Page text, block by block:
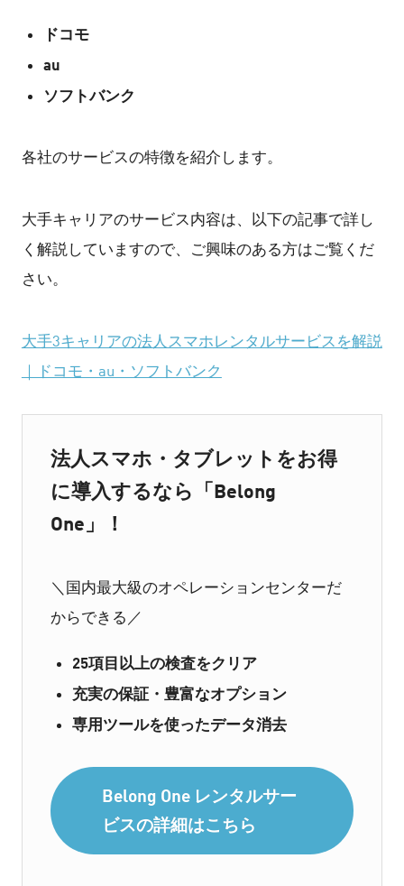
ドコモ
au
ソフトバンク
各社のサービスの特徴を紹介します。
大手キャリアのサービス内容は、以下の記事で詳し
く解説していますので、ご興味のある方はご覧くだ
さい。
大手3キャリアの法人スマホレンタルサービスを解説
｜ドコモ・au・ソフトバンク
法人スマホ・タブレットをお得
に導入するなら「Belong
One」！
＼国内最大級のオペレーションセンターだ
からできる／
25項目以上の検査をクリア
充実の保証・豊富なオプション
専用ツールを使ったデータ消去
Belong One レンタルサー
ビスの詳細はこちら